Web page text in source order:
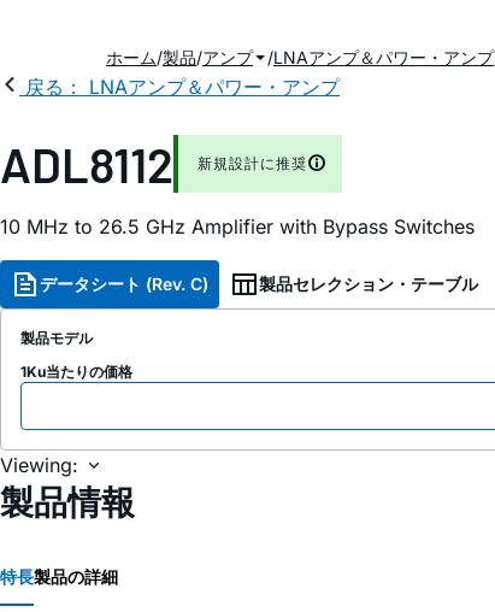
ホーム 製品 アンプ LNAアンプ＆パワー・アンプ
戻る： LNAアンプ＆パワー・アンプ
ADL8112 新規設計に推奨
10 MHz to 26.5 GHz Amplifier with Bypass Switches
データシート (Rev. C) 製品セレクション・テーブル
製品モデル
1Ku当たりの価格
Viewing:
製品情報
特長製品の詳細